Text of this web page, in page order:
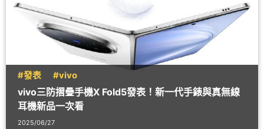
#發表 #vivo
vivo三防摺疊手機X Fold5發表！新一代手錶與真無線
耳機新品一次看
2025/06/27